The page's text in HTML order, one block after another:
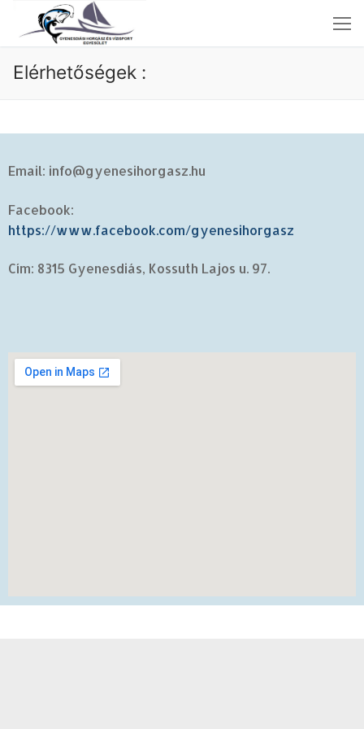
Nyitóoldal
Fényképek
Szabályzatok
Beszámolók-Jegyzőkönyvek
Elérhetőségek :
Email: info@gyenesihorgasz.hu
Facebook:
https://www.facebook.com/gyenesihorgasz
Cím: 8315 Gyenesdiás, Kossuth Lajos u. 97.